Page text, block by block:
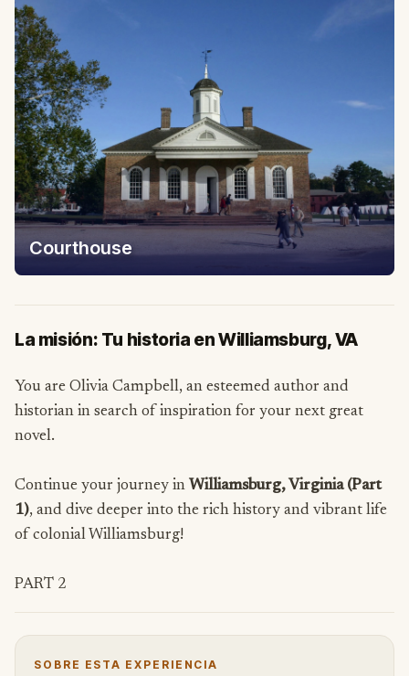
Courthouse
La misión: Tu historia en Williamsburg, VA
You are Olivia Campbell, an esteemed author and
historian in search of inspiration for your next great
novel.
Continue your journey in Williamsburg, Virginia (Part
1), and dive deeper into the rich history and vibrant life
of colonial Williamsburg!
PART 2
SOBRE ESTA EXPERIENCIA